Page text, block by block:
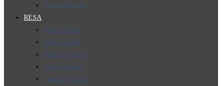
Tips om Resmål
RESA
Resa i Sverige
Elbil i Sverige
Husbil i Sverige
Cykla i Sverige
Vandra i Sverige